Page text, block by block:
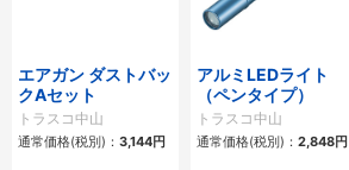
エアガン ダストバッ
クAセット
トラスコ中山
通常価格(税別)： 3,144円
アルミLEDライト
（ペンタイプ）
トラスコ中山
通常価格(税別)： 2,848円